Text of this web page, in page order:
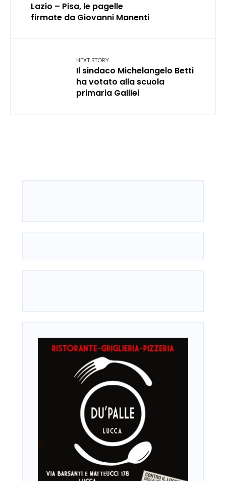
Lazio – Pisa, le pagelle
firmate da Giovanni Manenti
NEXT STORY
Il sindaco Michelangelo Betti
ha votato alla scuola
primaria Galilei